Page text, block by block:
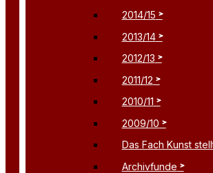
2014/15
2013/14
2012/13
2011/12
2010/11
2009/10
Das Fach Kunst
Archivfunde